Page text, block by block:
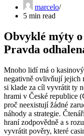
marcelo
5 min read
Obvyklé mýty
Pravda
Mnoho lidí má o
negativně ovlivňují jejich
si klade za cíl vyvrátit ty
hrami v České republice
proč neexistují žádné
náhody a strategie.
hraní zodpovědně a s
vyvrátit pověry, které